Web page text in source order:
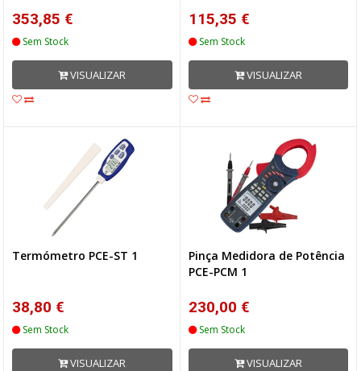
353,85 €
Sem Stock
VISUALIZAR
115,35 €
Sem Stock
VISUALIZAR
Termómetro PCE-ST 1
38,80 €
Sem Stock
VISUALIZAR
Pinça Medidora de Potência
PCE-PCM 1
230,00 €
Sem Stock
VISUALIZAR